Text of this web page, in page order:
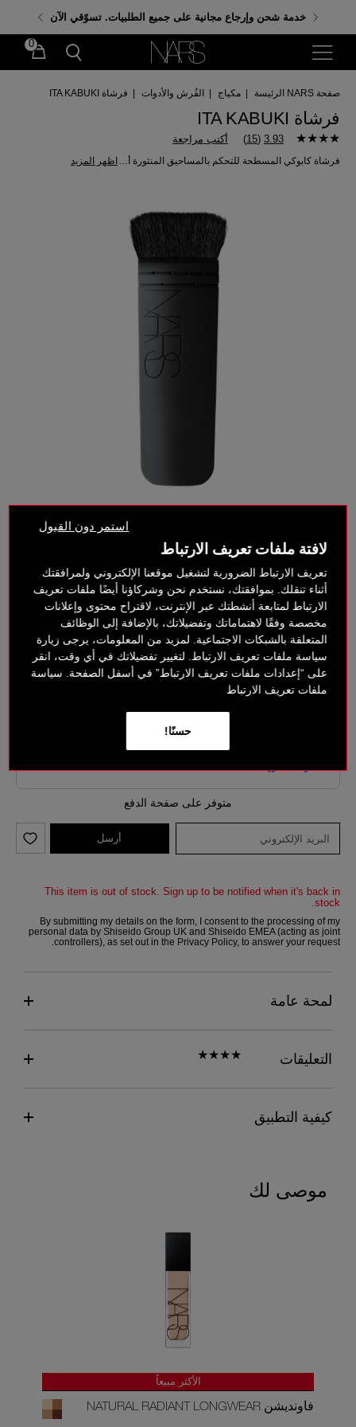
احصلي على هدايا مجانية عند إنفاق 350 د.إ. باستخدام الكود:
GIFTS
خدمة شحن وإرجاع مجانية على جميع الطلبيات. تسوّقي الآن
0
استمر دون القبول
لافتة ملفات تعريف الارتباط
تعريف الارتباط الضرورية لتشغيل موقعنا الإلكتروني ولمرافقتك
أثناء تنقلك. بموافقتك، نستخدم نحن وشركاؤنا أيضًا ملفات تعريف
الارتباط لمتابعة أنشطتك عبر الإنترنت، لاقتراح محتوى وإعلانات
مخصصة وفقًا لاهتماماتك وتفضيلاتك، بالإضافة إلى الوظائف
المتعلقة بالشبكات الاجتماعية. لمزيد من المعلومات، يرجى زيارة
سياسة ملفات تعريف الارتباط. لتغيير تفضيلاتك في أي وقت، انقر
على “إعدادات ملفات تعريف الارتباط” في أسفل الصفحة. سياسة
ملفات تعريف الارتباط
حسنًا!
صفحة NARS الرئيسة مكياج الفُرش والأدوات فرشاة ITA KABUKI
فرشاة ITA KABUKI
3.93
(
15
) أكتب مراجعة
فرشاة كابوكي المسطحة للتحكم بالمساحيق المنثورة أو المضغوطة. اظهر المزيد
200 د.إ
خيارات الدفع بدون فائدة
متوفر على صفحة الدفع
أرسل
This item is out of stock. Sign up to be notified when it's back in
stock.
By submitting my details on the form, I consent to the processing of my
personal data by Shiseido Group UK and Shiseido EMEA (acting as joint
controllers), as set out in the Privacy Policy, to answer your request.
لمحة عامة
التعليقات
كيفية التطبيق
موصى لك
الأكثر مبيعاً
فاونديشن NATURAL RADIANT LONGWEAR